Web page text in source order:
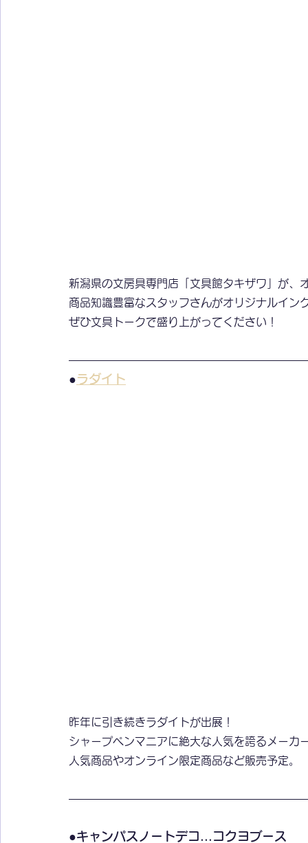
新潟県の文房具専門店「文具館タキザワ」が、
商品知識豊富なスタッフさんがオリジナルイン
ぜひ文具トークで盛り上がってください！
●ラダイト
昨年に引き続きラダイトが出展！
シャープペンマニアに絶大な人気を誇るメーカ
人気商品やオンライン限定商品など販売予定。
●キャンパスノートデコ...コクヨブース